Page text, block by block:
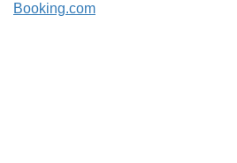
Booking.com